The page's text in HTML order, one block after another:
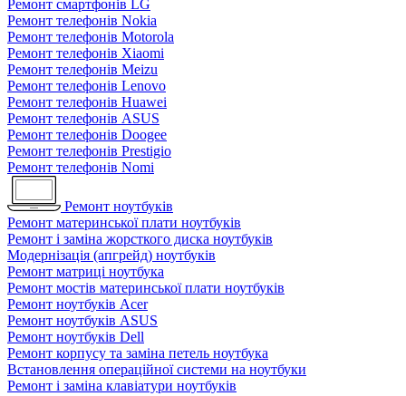
Ремонт смартфонів LG
Ремонт телефонів Nokia
Ремонт телефонів Motorola
Ремонт телефонів Xiaomi
Ремонт телефонів Meizu
Ремонт телефонів Lenovo
Ремонт телефонів Huawei
Ремонт телефонів ASUS
Ремонт телефонів Doogee
Ремонт телефонів Prestigio
Ремонт телефонів Nomi
Ремонт ноутбуків
Ремонт материнської плати ноутбуків
Ремонт і заміна жорсткого диска ноутбуків
Модернізація (апгрейд) ноутбуків
Ремонт матриці ноутбука
Ремонт мостів материнської плати ноутбуків
Ремонт ноутбуків Acer
Ремонт ноутбуків ASUS
Ремонт ноутбуків Dell
Ремонт корпусу та заміна петель ноутбука
Встановлення операційної системи на ноутбуки
Ремонт і заміна клавіатури ноутбуків